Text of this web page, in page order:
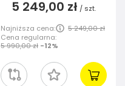
5 249,00 zł / szt.
Najniższa cena:
5 249,00 zł
Cena regularna:
5 990,00 zł -12%